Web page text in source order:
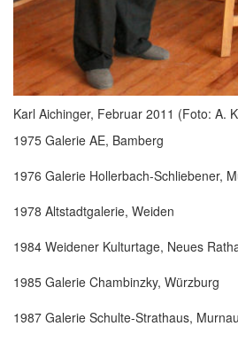
Karl Aichinger, Februar 2011 (Foto: A.
1975 Galerie AE, Bamberg
1976 Galerie Hollerbach-Schliebener,
1978 Altstadtgalerie, Weiden
1984 Weidener Kulturtage, Neues
1985 Galerie Chambinzky, Würzburg
1987 Galerie Schulte-Strathaus, Murnau